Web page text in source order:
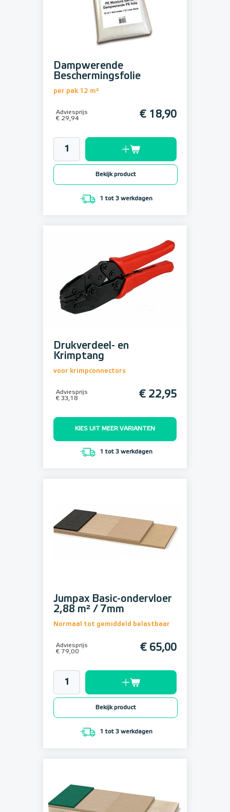
Dampwerende
Beschermingsfolie
per pak 12 m²
Adviesprijs
€ 29,94
€ 18,90
Bekijk product
1 tot 3 werkdagen
Drukverdeel- en
Krimptang
voor krimpconnectors
Adviesprijs
€ 33,18
€ 22,95
KIES UIT MEER VARIANTEN
1 tot 3 werkdagen
Jumpax Basic-ondervloer
2,88 m² / 7mm
Normaal tot gemiddeld belastbaar
Adviesprijs
€ 79,00
€ 65,00
Bekijk product
1 tot 3 werkdagen